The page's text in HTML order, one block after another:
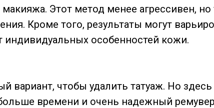
Этот метод менее агрессивен, но
Кроме того, результаты могут
индивидуальных особенностей кожи.
вариант, чтобы удалить татуаж. Но
времени и очень надежный